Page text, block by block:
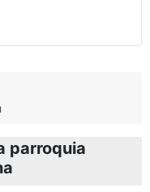
parroquia